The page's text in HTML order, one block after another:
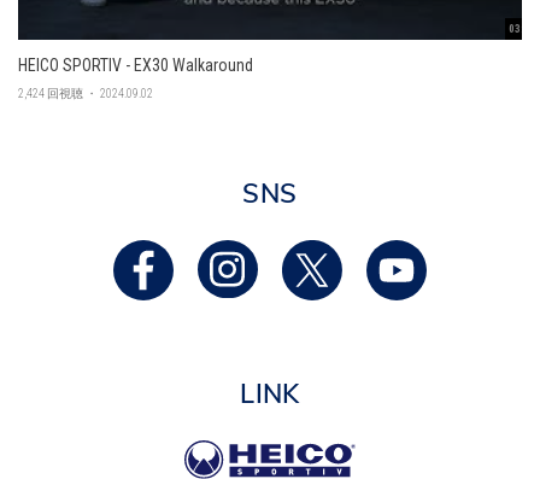
03:45
HEICO SPORTIV - EX30 Walkaround
2,424 回視聴 ・ 2024.09.02
SNS
LINK